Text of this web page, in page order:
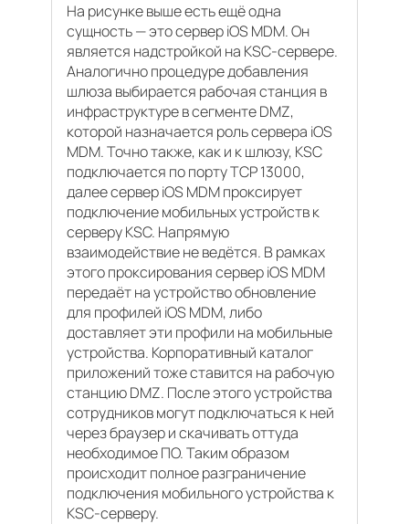
На рисунке выше есть ещё одна
сущность — это сервер iOS MDM. Он
является надстройкой на KSC-сервере.
Аналогично процедуре добавления
шлюза выбирается рабочая станция в
инфраструктуре в сегменте DMZ,
которой назначается роль сервера iOS
MDM. Точно также, как и к шлюзу, KSC
подключается по порту TCP 13000,
далее сервер iOS MDM проксирует
подключение мобильных устройств к
серверу KSC. Напрямую
взаимодействие не ведётся. В рамках
этого проксирования сервер iOS MDM
передаёт на устройство обновление
для профилей iOS MDM, либо
доставляет эти профили на мобильные
устройства. Корпоративный каталог
приложений тоже ставится на рабочую
станцию DMZ. После этого устройства
сотрудников могут подключаться к ней
через браузер и скачивать оттуда
необходимое ПО. Таким образом
происходит полное разграничение
подключения мобильного устройства к
KSC-серверу.